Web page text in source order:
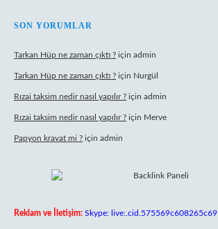
SON YORUMLAR
Tarkan Hüp ne zaman çıktı ? için admin
Tarkan Hüp ne zaman çıktı ? için Nurgül
Rızai taksim nedir nasıl yapılır ? için admin
Rızai taksim nedir nasıl yapılır ? için Merve
Papyon kravat mi ? için admin
Reklam ve İletişim: Skype: live:.cid.575569c608265c69